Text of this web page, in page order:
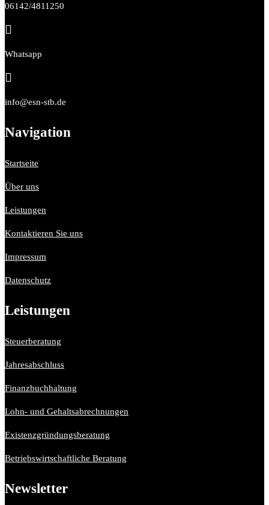
06142/4811250

Whatsapp

info@esn-stb.de
Navigation
Startseite
Über uns
Leistungen
Kontaktieren Sie uns
Impressum
Datenschutz
Leistungen
Steuerberatung
Jahresabschluss
Finanzbuchhaltung
Lohn- und Gehaltsabrechnungen
Existenzgründungsberatung
Betriebswirtschaftliche Beratung
Newsletter